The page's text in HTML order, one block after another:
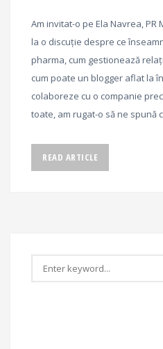
Am invitat-o pe Ela Navrea,
la o discuție despre ce
pharma, cum gestionează
cum poate un blogger aflat la
colaboreze cu o companie
toate, am rugat-o să ne spună
READ ARTICLE